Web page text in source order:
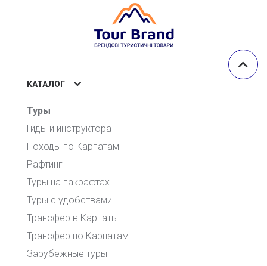
КАТАЛОГ
Туры
Гиды и инструктора
Походы по Карпатам
Рафтинг
Туры на пакрафтах
Туры с удобствами
Трансфер в Карпаты
Трансфер по Карпатам
Зарубежные туры